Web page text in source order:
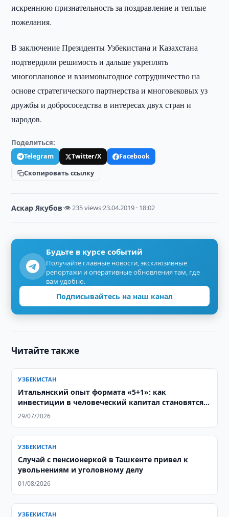
искреннюю признательность за поздравление и теплые
пожелания.
В заключение Президенты Узбекистана и Казахстана
подтвердили решимость и дальше укреплять
многоплановое и взаимовыгодное сотрудничество на
основе стратегического партнерства и многовековых уз
дружбы и добрососедства в интересах двух стран и
народов.
Поделиться:
Telegram Twitter/X
Facebook
Скопировать ссылку
Аскар Якубов·👁 235 views·23.04.2019 · 18:02
Будьте в курсе событий
Получайте главные новости, эксклюзивные
репортажи и оперативные обновления там, где
вам удобно.
Подписывайтесь на наш канал
Читайте также
УЗБЕКИСТАН
Итальянский опыт формата «5+1»: как
инвестиции в человеческий капитал становятся
основой стратегического партнерства с
29/07/2026
УЗБЕКИСТАН
Случай с пенсионеркой в Ташкенте привел к
увольнениям и уголовному делу
01/08/2026
УЗБЕКИСТАН